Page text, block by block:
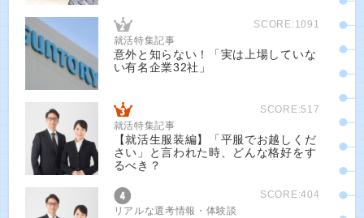
SCORE:1091
就活特集記事
意外と知らない！「実は上場していな
い有名企業32社」
SCORE:517
就活特集記事
【就活生服装編】「平服でお越しくだ
さい」と言われた時、どんな格好をす
るべき？
SCORE:404
リアルな選考情報・体験談